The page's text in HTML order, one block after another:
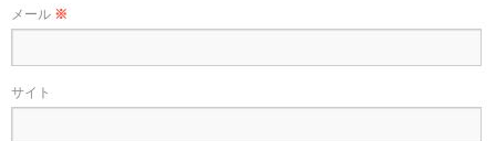
メール ※
サイト